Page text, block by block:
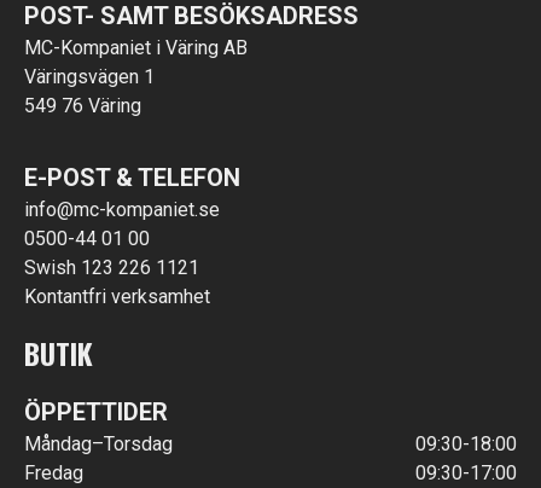
POST- SAMT BESÖKSADRESS
MC-Kompaniet i Väring AB
Väringsvägen 1
549 76 Väring
E-POST & TELEFON
info@mc-kompaniet.se
0500-44 01 00
Swish 123 226 1121
Kontantfri verksamhet
BUTIK
ÖPPETTIDER
Måndag–Torsdag
09:30-18:00
Fredag
09:30-17:00